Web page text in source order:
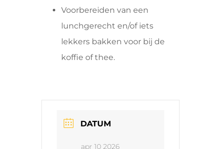
Voorbereiden van een
lunchgerecht en/of iets
lekkers bakken voor bij de
koffie of thee.
DATUM
apr 10 2026